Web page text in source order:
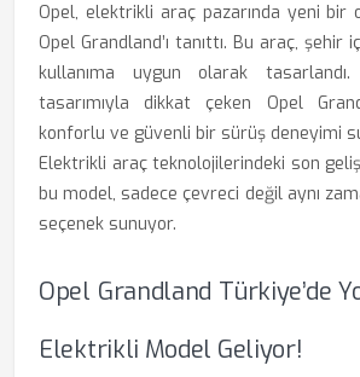
Opel, elektrikli araç pazarında yeni bir
Opel Grandland’ı tanıttı. Bu araç, şehir
kullanıma uygun olarak
tasarımıyla dikkat çeken Opel
konforlu ve güvenli bir sürüş deneyimi
Elektrikli araç teknolojilerindeki son
bu model, sadece çevreci değil aynı
seçenek sunuyor.
Opel Grandland Türkiye’de
Elektrikli Model Geliyor!